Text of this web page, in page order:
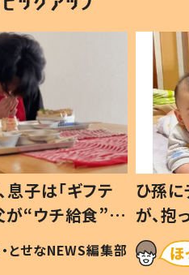
子は「ギフテ
が“ウチ給食”を
とは #令和の親
とせなNEWS編集部
ひ孫
が、
「涙が
い」